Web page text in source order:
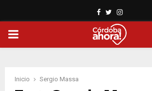
Facebook
TwitterInstagram
PRIMARY
Inicio Sergio Massa